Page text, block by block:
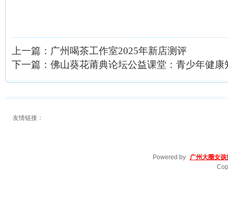
上一篇： 广州喝茶工作室2025年新店测评
下一篇： 佛山葵花莆典论坛公益课堂：青少年健康
友情链接：
Powered by
广州大圈女孩